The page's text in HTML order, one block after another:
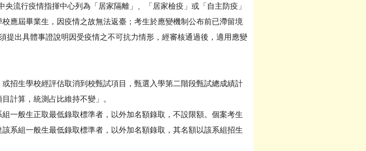
流行疫情指揮中心列為「居家隔離」、「居家檢疫」或「自主防疫」
應屆畢業生，因疫情之故無法返臺；考生於應變機制公布前已滯留境
提出具體事證說明因受疫情之不可抗力情形，經審核通過後，適用應變
招生學校經評估取消到校甄試項目，甄選入學第二階段甄試總成績計
計算，統測占比維持不變」。
一般生正取最低錄取標準者，以外加名額錄取，不設限額。個案考生
系組一般生最低錄取標準者，以外加名額錄取，其名額以該系組招生